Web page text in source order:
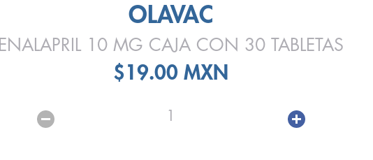
OLAVAC
ENALAPRIL 10 MG CAJA CON 30 TABLETAS
$19.00 MXN
1